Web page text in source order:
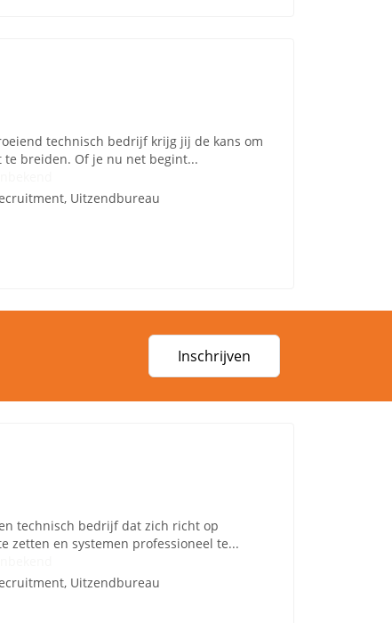
technisch bedrijf krijg jij de kans om
breiden. Of je nu net begint...
Uitzendbureau
Inschrijven
technisch bedrijf dat zich richt op
zetten en systemen professioneel te...
Uitzendbureau